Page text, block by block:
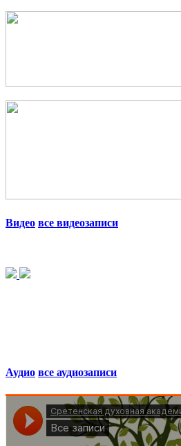
Видео все видеозаписи
Аудио все аудиозаписи